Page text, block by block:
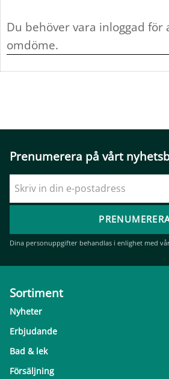
Prenumerera på vårt
Dina personuppgifter behandlas i enlighet med
Sortiment
Nyheter
Erbjudande
Bad & lek
Försäljning